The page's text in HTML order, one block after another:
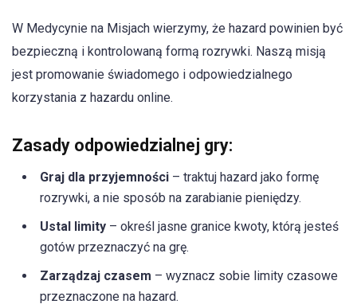
W Medycynie na Misjach wierzymy, że hazard powinien być
bezpieczną i kontrolowaną formą rozrywki. Naszą misją
jest promowanie świadomego i odpowiedzialnego
korzystania z hazardu online.
Zasady odpowiedzialnej gry:
Graj dla przyjemności – traktuj hazard jako formę
rozrywki, a nie sposób na zarabianie pieniędzy.
Ustal limity – określ jasne granice kwoty, którą jesteś
gotów przeznaczyć na grę.
Zarządzaj czasem – wyznacz sobie limity czasowe
przeznaczone na hazard.